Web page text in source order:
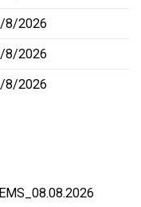
8/2026
8/2026
8/2026